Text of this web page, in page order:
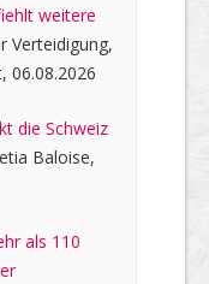
weitere
Verteidigung,
06.08.2026
die Schweiz
Baloise,
als 110